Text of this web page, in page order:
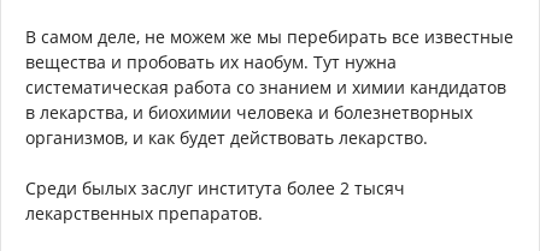
В самом деле, не можем же мы перебирать все известные
вещества и пробовать их наобум. Тут нужна
систематическая работа со знанием и химии кандидатов
в лекарства, и биохимии человека и болезнетворных
организмов, и как будет действовать лекарство.
Среди былых заслуг института более 2 тысяч
лекарственных препаратов.